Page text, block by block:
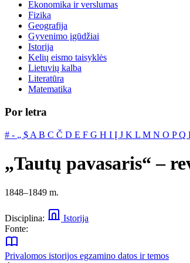
Ekonomika ir verslumas
Fizika
Geografija
Gyvenimo įgūdžiai
Istorija
Kelių eismo taisyklės
Lietuvių kalba
Literatūra
Matematika
Por letra
# ‐ „ $ A B C Č D E F G H I Į J K L M N O PQ
„Tautų pavasaris“ –
1848–1849 m.
Disciplina:
Istorija
Fonte:
Privalomos istorijos egzamino datos ir temos